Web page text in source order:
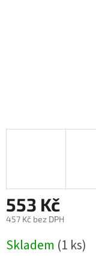
553 Kč
457 Kč bez DPH
cena:
Skladem (1 ks)